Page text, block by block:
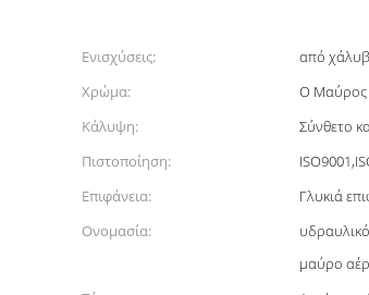
Ενισχύσεις: από
Χρώμα:
Ο Μαύρος
Κάλυψη:
Σύνθετο
Πιστοποίηση:
Επιφάνεια:
Γλυκιά
Ονομασία:
μαύρο